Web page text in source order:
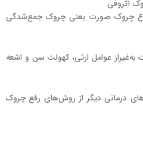
آتروفی
چروک صورت یعنی چروک جمع‌شدگی
عوامل ارثی، کهولت سن و اشعه
درمانی دیگر از روش‌های رفع چروک